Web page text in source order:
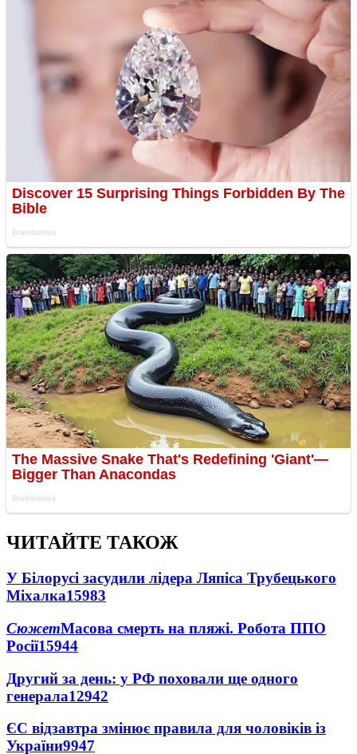
ЧИТАЙТЕ ТАКОЖ
У Білорусі засудили лідера Ляпіса Трубецького
Міхалка15983
СюжетМасова смерть на пляжі. Робота ППО
Росії15944
Другий за день: у РФ поховали ще одного
генерала12942
ЄС відзавтра змінює правила для чоловіків із
України9947